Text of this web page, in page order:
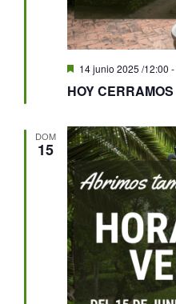
HOY
Destacado
14 junio 2025 /12:00 -
DOM
15